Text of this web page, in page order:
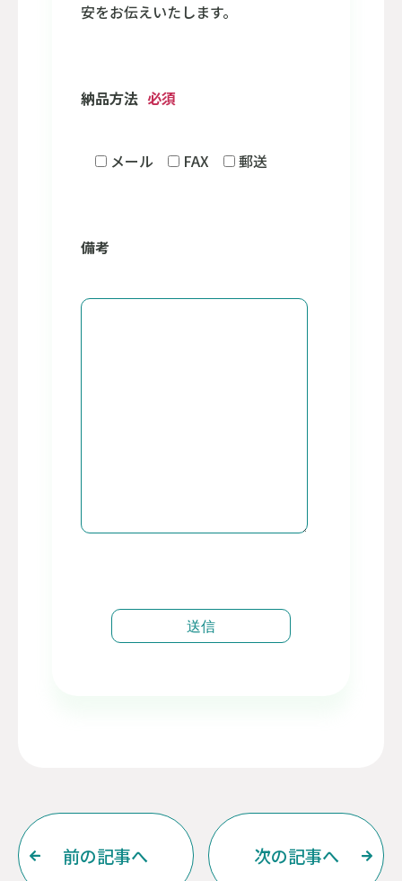
安をお伝えいたします。
納品方法 必須
メール FAX 郵送
備考
前の記事へ 次の記事へ